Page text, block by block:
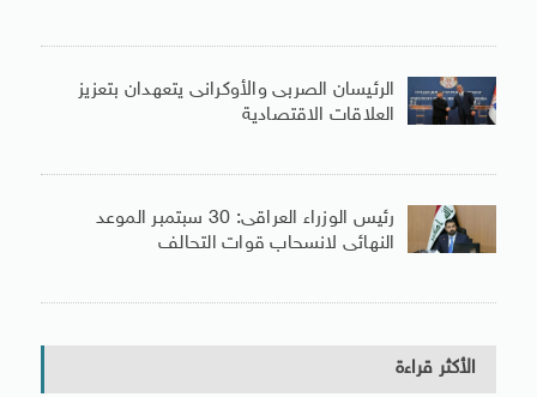
الرئيسان الصربى والأوكرانى يتعهدان بتعزيز
العلاقات الاقتصادية
رئيس الوزراء العراقى: 30 سبتمبر الموعد
النهائى لانسحاب قوات التحالف
الأكثر قراءة